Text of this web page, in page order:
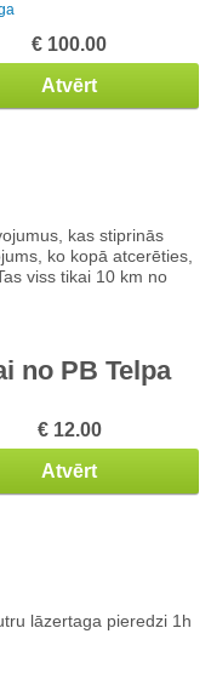
€ 100.00
Atvērt
kas stiprinās
ko kopā atcerēties,
viss tikai 10 km no
no PB Telpa
€ 12.00
Atvērt
lāzertaga pieredzi 1h